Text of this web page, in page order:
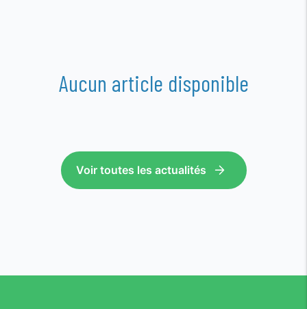
Aucun article disponible
Voir toutes les actualités